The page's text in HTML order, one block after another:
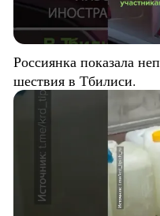
Россиянка показала
шествия в Тбилиси.